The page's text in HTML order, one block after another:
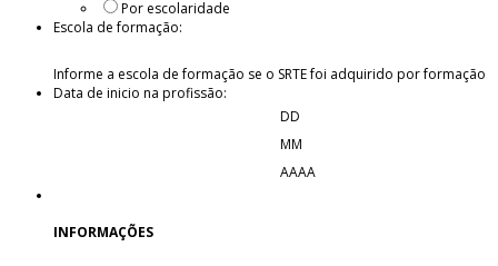
Por escolaridade
Escola de formação:
Informe a escola de formação se o SRTE foi adquirido por formação
Data de inicio na profissão:
DD
MM
AAAA
INFORMAÇÕES